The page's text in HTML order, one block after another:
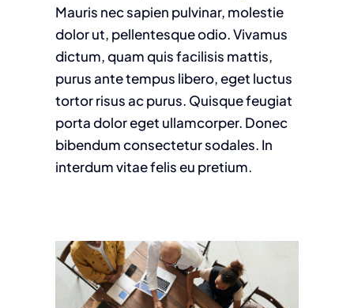
Mauris nec sapien pulvinar, molestie
dolor ut, pellentesque odio. Vivamus
dictum, quam quis facilisis mattis,
purus ante tempus libero, eget luctus
tortor risus ac purus. Quisque feugiat
porta dolor eget ullamcorper. Donec
bibendum consectetur sodales. In
interdum vitae felis eu pretium.